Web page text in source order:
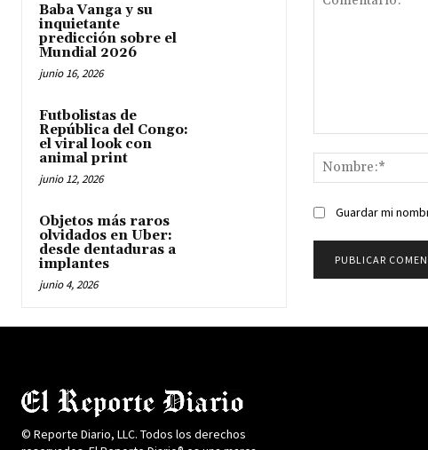
Baba Vanga y su
inquietante
predicción sobre el
Mundial 2026
junio 16, 2026
Futbolistas de
República del Congo:
el viral look con
animal print
junio 12, 2026
Objetos más raros
olvidados en Uber:
desde dentaduras a
implantes
junio 4, 2026
Guardar mi
© Reporte Diario, LLC. Todos los derechos